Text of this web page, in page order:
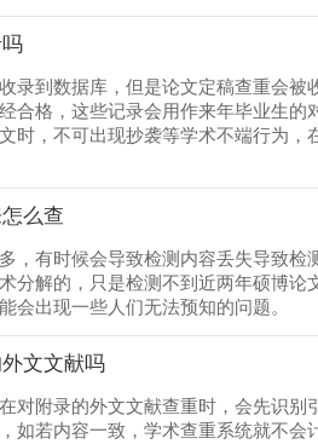
录到数据库，但是论文定稿查重会
合格，这些记录会用作来年毕业生
时，不可出现抄袭等学术不端行为
么查
，有时候会导致检测内容丢失导致
分解的，只是检测不到近两年硕博
会出现一些人们无法预知的问题。
文文献吗
对附录的外文文献查重时，会先识
如若内容一致，学术查重系统就不